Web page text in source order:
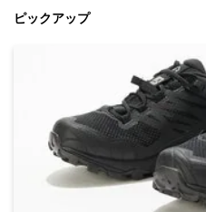
ピックアップ